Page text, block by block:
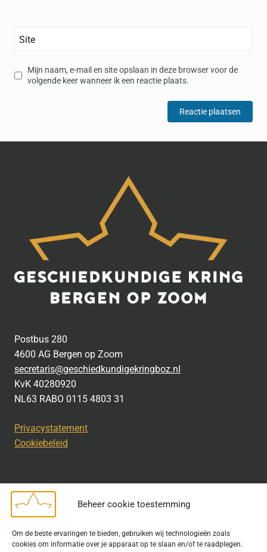
Beheer cookie toestemming
Om de beste ervaringen te bieden, gebruiken wij technologieën zoals
cookies om informatie over je apparaat op te slaan en/of te raadplegen.
Site
Mijn naam, e-mail en site opslaan in deze browser voor de
volgende keer wanneer ik een reactie plaats.
Postbus 280
4600 AG Bergen op Zoom
secretaris@geschiedkundigekringboz.nl
KvK 40280920
NL63 RABO 0115 4803 31
Privacystatement
Cookiebeleid
Bij het uitdragen van de doelstelling van de Geschiedkundige